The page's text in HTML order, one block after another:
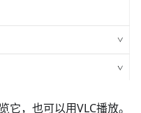
，也可以用VLC播放。